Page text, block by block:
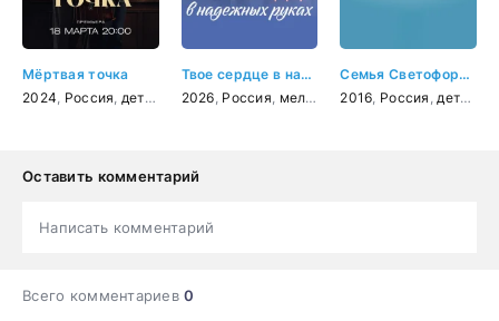
Мёртвая точка
2024 Россия детектив
Твое сердце в надежных руках
2026 Россия мелодрама
Семья Светофоровых
2016 Россия детский
Оставить комментарий
Написать комментарий
Всего комментариев0